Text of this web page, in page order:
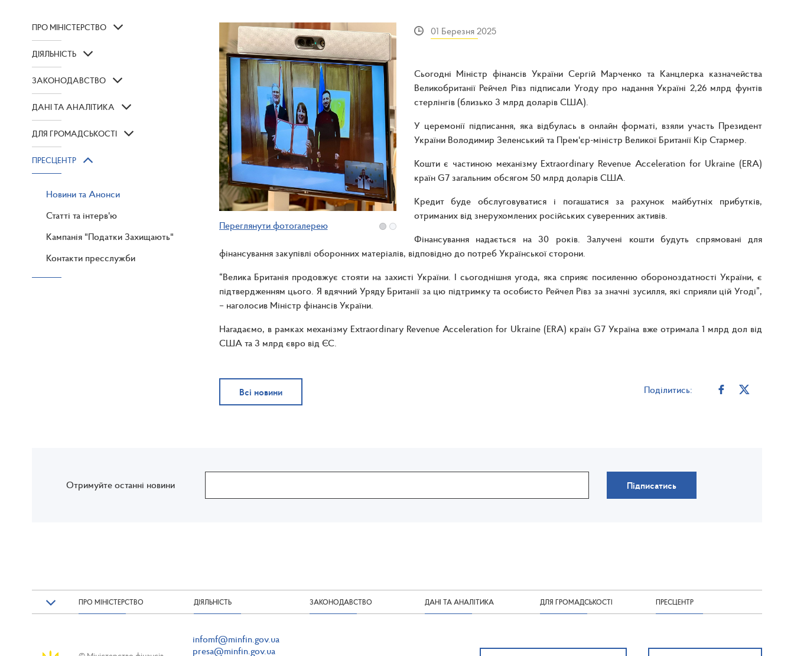
ПРО МІНІСТЕРСТВО
ДІЯЛЬНІСТЬ
ЗАКОНОДАВСТВО
ДАНІ ТА АНАЛІТИКА
ДЛЯ ГРОМАДСЬКОСТІ
ПРЕСЦЕНТР
Новини та Анонси
Статті та інтерв'ю
Кампанія "Податки Захищають"
Контакти пресслужби
Переглянути фотогалерею
01 Березня 2025
Сьогодні Міністр фінансів України Сергій Марченко та Канцлерка казначейства
Великобританії Рейчел Рівз підписали Угоду про надання Україні 2,26 млрд фунтів
стерлінгів (близько 3 млрд доларів США).
У церемонії підписання, яка відбулась в онлайн форматі, взяли участь Президент
України Володимир Зеленський та Прем'єр-міністр Великої Британії Кір Стармер.
Кошти є частиною механізму Extraordinary Revenue Acceleration for Ukraine (ERA)
країн G7 загальним обсягом 50 млрд доларів США.
Кредит буде обслуговуватися і погашатися за рахунок майбутніх прибутків,
отриманих від знерухомлених російських суверенних активів.
Фінансування надається на 30 років. Залучені кошти будуть спрямовані для
фінансування закупівлі оборонних матеріалів, відповідно до потреб Української сторони.
“Велика Британія продовжує стояти на захисті України. І сьогоднішня угода, яка сприяє посиленню обороноздатності України, є
підтвердженням цього. Я вдячний Уряду Британії за цю підтримку та особисто Рейчел Рівз за значні зусилля, які сприяли цій Угоді”,
– наголосив Міністр фінансів України.
Нагадаємо, в рамках механізму Extraordinary Revenue Acceleration for Ukraine (ERA) країн G7 Україна вже отримала 1 млрд дол від
США та 3 млрд євро від ЄС.
Всі новини Поділитись:
Отримуйте останні новини Підписатись
ПРО МІНІСТЕРСТВО ДІЯЛЬНІСТЬ ЗАКОНОДАВСТВО ДАНІ ТА АНАЛІТИКА ДЛЯ ГРОМАДСЬКОСТІ ПРЕСЦЕНТР
infomf@minfin.gov.ua
presa@minfin.gov.ua